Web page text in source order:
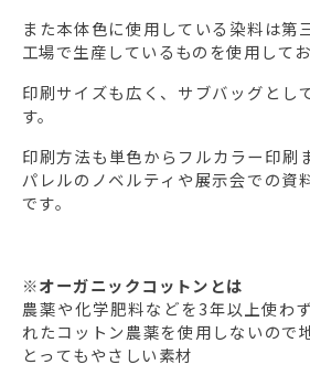
また本体色に使用している染料は第
工場で生産しているものを使用してお
印刷サイズも広く、サブバッグとし
す。
印刷方法も単色からフルカラー印刷
パレルのノベルティや展示会での資
です。
※オーガニックコットンとは
農薬や化学肥料などを3年以上使わ
れたコットン農薬を使用しないので
とってもやさしい素材